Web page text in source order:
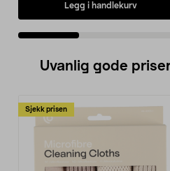
Legg i handlekurv
Uvanlig gode
Sjekk prisen